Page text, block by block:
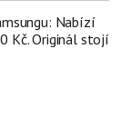
Nabízí
Kč. Originál stojí